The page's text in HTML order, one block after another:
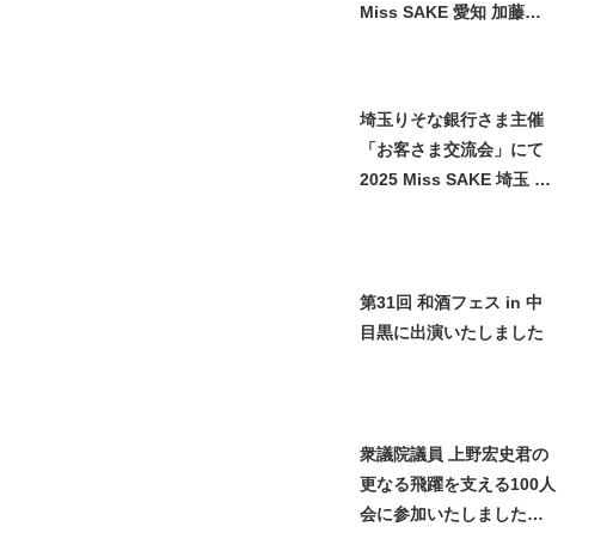
Miss SAKE 愛知 加藤七
埼玉りそな銀行さま主催
「お客さま交流会」にて
2025 Miss SAKE 埼玉 石
第31回 和酒フェス in 中
目黒に出演いたしました
衆議院議員 上野宏史君の
更なる飛躍を支える100人
会に参加いたしました＿